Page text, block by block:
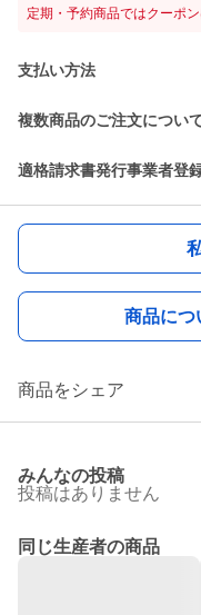
定期・予約商品ではクーポ
支払い方法
複数商品のご注文につい
適格請求書発行事業者登
商品につ
商品をシェア
みんなの投稿
投稿はありません
同じ生産者の商品